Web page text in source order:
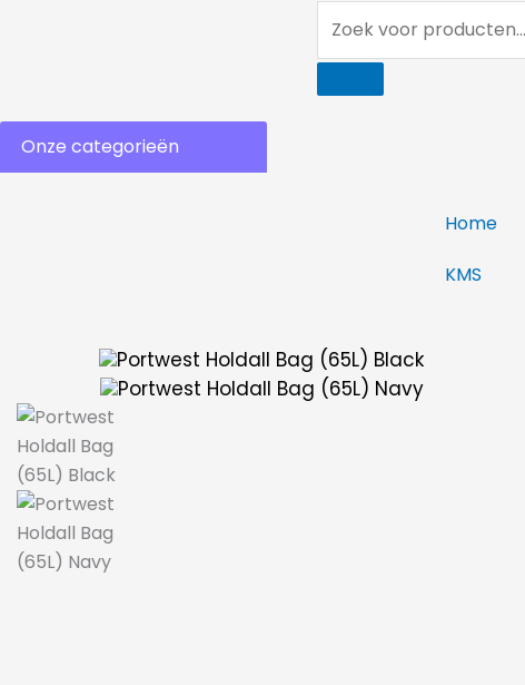
voor
producten...
Onze categorieën
Home
KMS